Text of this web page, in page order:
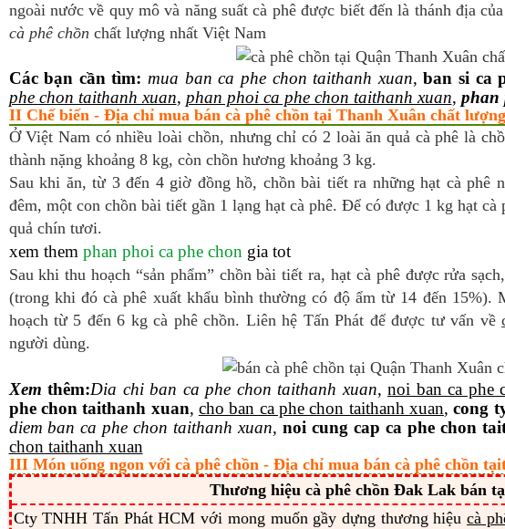
ngoài nước về quy mô và năng suất cà phê được biết đến là thánh địa
cà phê chồn chất lượng nhất Việt Nam
Các bạn cần tìm: mua ban ca phe chon taithanh xuan,ban si ca
phe chon taithanh xuan, phan phoi ca phe chon taithanh xuan, phan
II Chế biến - Địa chỉ mua bán cà phê chồn tại Thanh Xuân chất lượng
Ở Việt Nam có nhiều loài chồn, nhưng chỉ có 2 loài ăn quả cà phê là
thành nặng khoảng 8 kg, còn chồn hương khoảng 3 kg.
Sau khi ăn, từ 3 đến 4 giờ đồng hồ, chồn bài tiết ra những hạt cà phê
đêm, một con chồn bài tiết gần 1 lạng hạt cà phê. Để có được 1 kg hạt
quả chín tươi.
xem them phan phoi ca phe chongia tot
Sau khi thu hoạch “sản phẩm” chồn bài tiết ra, hạt cà phê được rửa
(trong khi đó cà phê xuất khẩu bình thường có độ ẩm từ 14 đến 15%).
hoạch từ 5 đến 6 kg cà phê chồn. Liên hệ Tấn Phát để được tư vấn về
người dùng.
Xem thêm:Dia chi ban ca phe chon taithanh xuan, noi ban ca phe
phe chon taithanh xuan, cho ban ca phe chon taithanh xuan,cong
diem ban ca phe chon taithanh xuan, noi cung cap ca phe chon
chon taithanh xuan
III Món uống ngon với cà phê chồn - Địa chỉ mua bán cà phê chồn
Thương hiệu cà phê chồn Đak Lak bán
Cty TNHH Tấn Phát HCM với mong muốn gầy dựng thương hiệucà